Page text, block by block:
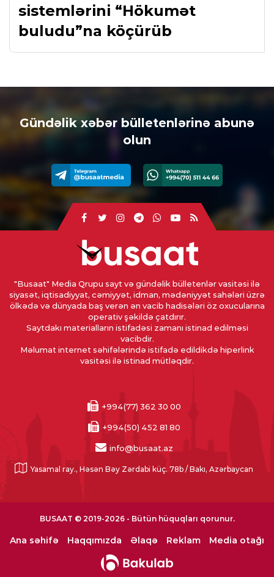
sistemlərini “Hökumət
buludu”na köçürüb
Gündəlik xəbər bülletenlərinə abunə
olun
"Busaat" Media Qrupu sayt və gündəlik bülletenlər vasitəsi ilə
siyasət, iqtisadiyyat, cəmiyyət, idman, mədəniyyət sahələri üzrə
ölkədə və dünyada baş verən ən vacib hadisələri öz oxucularına
operativ şəkildə çatdırır.
Saytdakı materialların istifadəsi zamanı istinad edilməsi
vacibdir.
Məlumat internet səhifələrində istifadə edildikdə hiperlink
vasitəsi ilə istinad mütləqdir.
+994(77) 362 30 00
+994(50) 452 81 80
info@busaat.az
Yasamal ray., Həsən Bəy Zərdabi küç. 78b / Bakı, Azərbaycan
BUSAAT © 2019-2026 - Bütün hüquqları qorunur.
Ana səhifə Haqqımızda Əlaqə Reklam Media otağı